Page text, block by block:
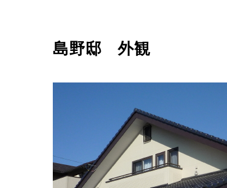
島野邸 外観